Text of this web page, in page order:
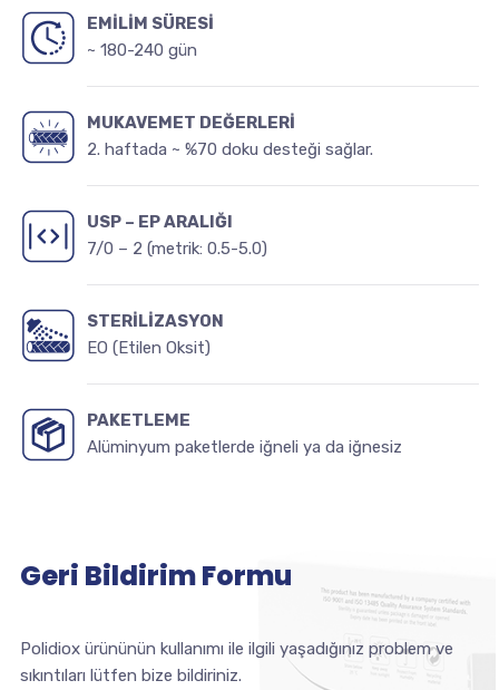
EMİLİM SÜRESİ
~ 180-240 gün
MUKAVEMET DEĞERLERİ
2. haftada ~ %70 doku desteği sağlar.
USP – EP ARALIĞI
7/0 – 2 (metrik: 0.5-5.0)
STERİLİZASYON
EO (Etilen Oksit)
PAKETLEME
Alüminyum paketlerde iğneli ya da iğnesiz
Geri Bildirim Formu
Polidiox ürününün kullanımı ile ilgili yaşadığınız problem ve
sıkıntıları lütfen bize bildiriniz.